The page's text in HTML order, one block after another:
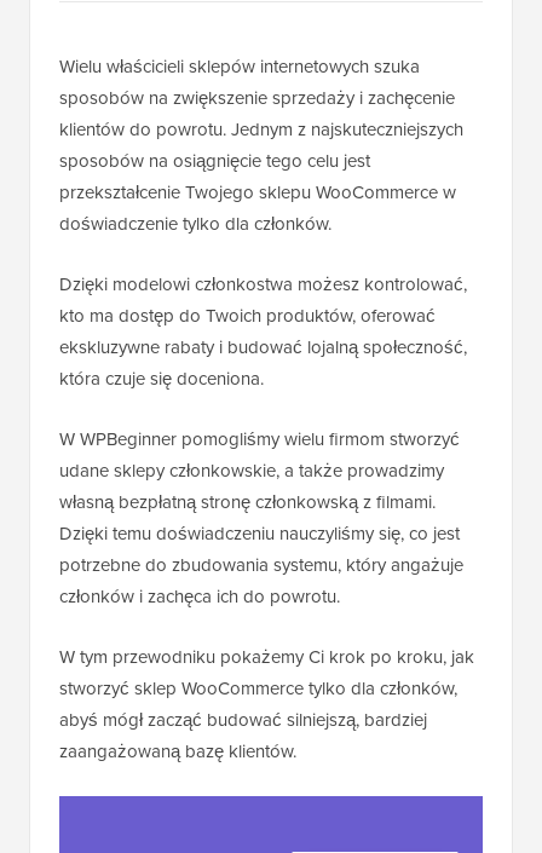
Wielu właścicieli sklepów internetowych szuka
sposobów na zwiększenie sprzedaży i zachęcenie
klientów do powrotu. Jednym z najskuteczniejszych
sposobów na osiągnięcie tego celu jest
przekształcenie Twojego sklepu WooCommerce w
doświadczenie tylko dla członków.
Dzięki modelowi członkostwa możesz kontrolować,
kto ma dostęp do Twoich produktów, oferować
ekskluzywne rabaty i budować lojalną społeczność,
która czuje się doceniona.
W WPBeginner pomogliśmy wielu firmom stworzyć
udane sklepy członkowskie, a także prowadzimy
własną bezpłatną stronę członkowską z filmami.
Dzięki temu doświadczeniu nauczyliśmy się, co jest
potrzebne do zbudowania systemu, który angażuje
członków i zachęca ich do powrotu.
W tym przewodniku pokażemy Ci krok po kroku, jak
stworzyć sklep WooCommerce tylko dla członków,
abyś mógł zacząć budować silniejszą, bardziej
zaangażowaną bazę klientów.